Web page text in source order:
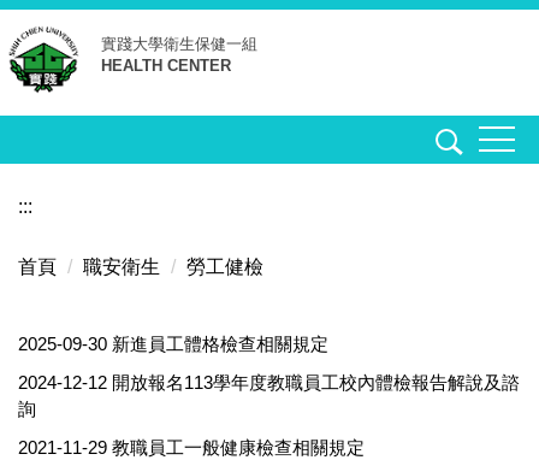
跳
到
主
要
區
實踐大學衛生保健一組
HEALTH CENTER
:::
首頁 職安衛生 勞工健檢
2025-09-30 新進員工體格檢查相關規定
2024-12-12 開放報名113學年度教職員工校內體檢報告解說及諮
詢
2021-11-29 教職員工一般健康檢查相關規定